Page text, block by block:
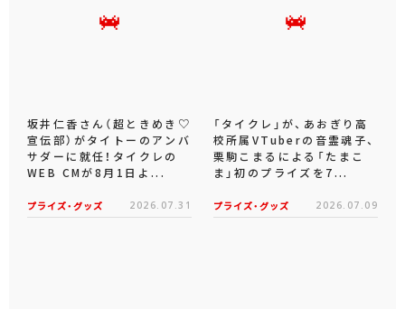
坂井仁香さん（超ときめき♡
宣伝部）がタイトーのアンバ
サダーに就任！タイクレの
WEB CMが8月1日よ...
プライズ・グッズ 2026.07.31
「タイクレ」が、あおぎり高
校所属VTuberの音霊魂子、
栗駒こまるによる「たまこ
ま」初のプライズを7...
プライズ・グッズ 2026.07.09